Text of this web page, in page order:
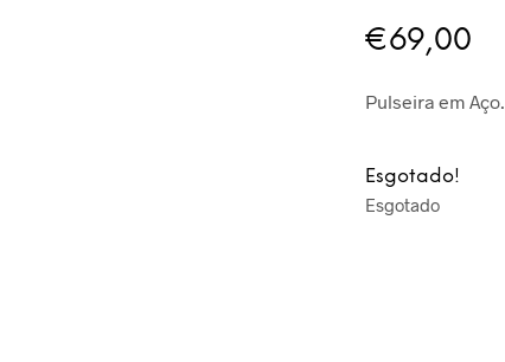
€69,00
Pulseira em Aço.
Esgotado!
Esgotado